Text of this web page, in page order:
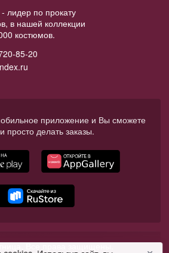
лидер по прокату
в нашей коллекции
костюмов.
85-20
приложение и Вы сможете
просто делать заказы.
Все права защищены.